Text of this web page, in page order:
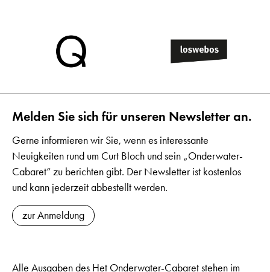
Melden Sie sich für unseren Newsletter an.
Gerne informieren wir Sie, wenn es interessante
Neuigkeiten rund um Curt Bloch und sein „Onderwater-
Cabaret“ zu berichten gibt. Der Newsletter ist kostenlos
und kann jederzeit abbestellt werden.
zur Anmeldung
Alle Ausgaben des Het Onderwater-Cabaret stehen im